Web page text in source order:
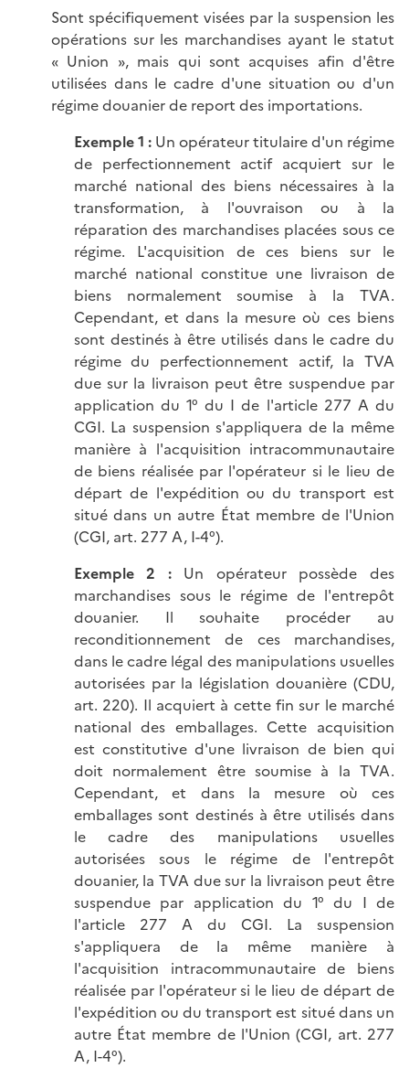
Sont spécifiquement visées par la suspension les
opérations sur les marchandises ayant le statut
« Union », mais qui sont acquises afin d'être
utilisées dans le cadre d'une situation ou d'un
régime douanier de report des importations.
Exemple 1 :Un opérateur titulaire d'un régime
de perfectionnement actif acquiert sur le
marché national des biens nécessaires à la
transformation, à l'ouvraison ou à la
réparation des marchandises placées sous ce
régime. L'acquisition de ces biens sur le
marché national constitue une livraison de
biens normalement soumise à la TVA.
Cependant, et dans la mesure où ces biens
sont destinés à être utilisés dans le cadre du
régime du perfectionnement actif, la TVA
due sur la livraison peut être suspendue par
application du 1° du I de l'article 277 A du
CGI. La suspension s'appliquera de la même
manière à l'acquisition intracommunautaire
de biens réalisée par l'opérateur si le lieu de
départ de l'expédition ou du transport est
situé dans un autre État membre de l'Union
(CGI, art. 277 A, I-4°).
Exemple 2 :Un opérateur possède des
marchandises sous le régime de l'entrepôt
douanier. Il souhaite procéder au
reconditionnement de ces marchandises,
dans le cadre légal des manipulations usuelles
autorisées par la législation douanière (CDU,
art. 220). Il acquiert à cette fin sur le marché
national des emballages. Cette acquisition
est constitutive d'une livraison de bien qui
doit normalement être soumise à la TVA.
Cependant, et dans la mesure où ces
emballages sont destinés à être utilisés dans
le cadre des manipulations usuelles
autorisées sous le régime de l'entrepôt
douanier, la TVA due sur la livraison peut être
suspendue par application du 1° du I de
l'article 277 A du CGI. La suspension
s'appliquera de la même manière à
l'acquisition intracommunautaire de biens
réalisée par l'opérateur si le lieu de départ de
l'expédition ou du transport est situé dans un
autre État membre de l'Union (CGI, art. 277
A, I-4°).